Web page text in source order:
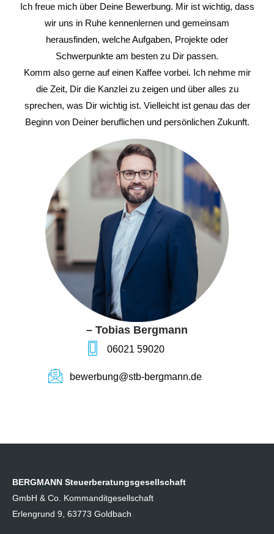
Ich freue mich über Deine Bewerbung. Mir ist wichtig, dass
wir uns in Ruhe kennenlernen und gemeinsam
herausfinden, welche Aufgaben, Projekte oder
Schwerpunkte am besten zu Dir passen.
Komm also gerne auf einen Kaffee vorbei. Ich nehme mir
die Zeit, Dir die Kanzlei zu zeigen und über alles zu
sprechen, was Dir wichtig ist. Vielleicht ist genau das der
Beginn von Deiner beruflichen und persönlichen Zukunft.
– Tobias Bergmann
06021 59020
bewerbung@stb-bergmann.de
BERGMANN Steuerberatungsgesellschaft
GmbH & Co. Kommanditgesellschaft
Erlengrund 9, 63773 Goldbach